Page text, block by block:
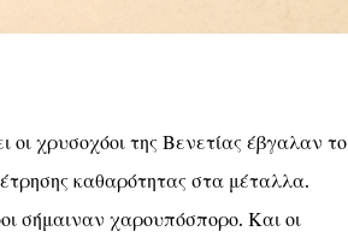
χρυσοχόοι της Βενετίας έβγαλαν το
καθαρότητας στα μέταλλα.
σήμαιναν χαρουπόσπορο. Και οι